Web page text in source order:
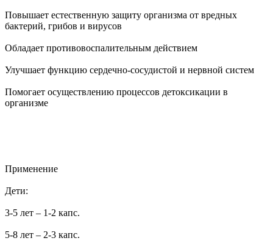
Повышает естественную защиту организма от вредных
бактерий, грибов и вирусов
Обладает противовоспалительным действием
Улучшает функцию сердечно-сосудистой и нервной систем
Помогает осуществлению процессов детоксикации в
организме
Применение
Дети:
3-5 лет – 1-2 капс.
5-8 лет – 2-3 капс.